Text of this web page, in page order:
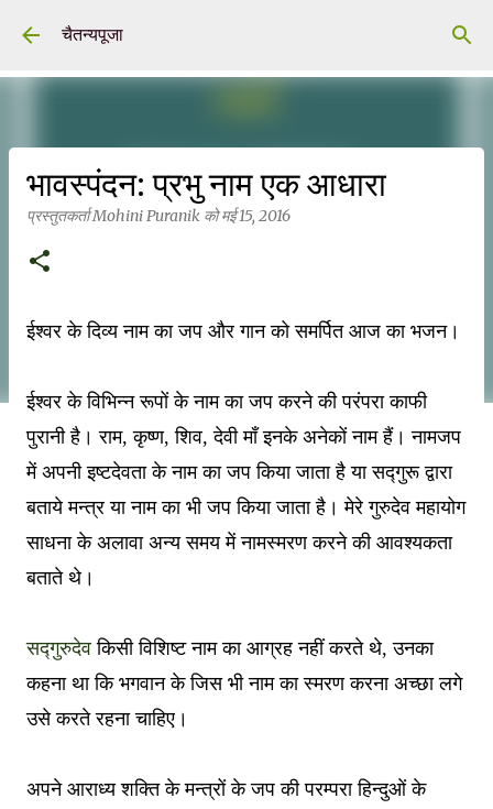
चैतन्यपूजा
भावस्पंदन: प्रभु नाम एक आधारा
प्रस्तुतकर्ताMohini Puranik कोमई 15, 2016
ईश्वर के दिव्य नाम का जप और गान को समर्पित आज का भजन।
ईश्वर के विभिन्न रूपों के नाम का जप करने की परंपरा काफी
पुरानी है ।राम, कृष्ण, शिव, देवी माँ इनके अनेकों नाम हैं ।नामजप
में अपनी इष्टदेवता के नाम का जप किया जाता है या सद्गुरू द्वारा
बताये मन्त्र या नाम का भी जप किया जाता है । मेरे गुरुदेव महायोग
साधना के अलावा अन्य समय में नामस्मरण करने की आवश्यकता
बताते थे ।
सद्गुरुदेव किसी विशिष्ट नाम का आग्रह नहीं करते थे, उनका
कहना था कि भगवान के जिस भी नाम का स्मरण करना अच्छा लगे
उसे करते रहना चाहिए ।
अपने आराध्य शक्ति के मन्त्रों के जप की परम्परा हिन्दुओं के